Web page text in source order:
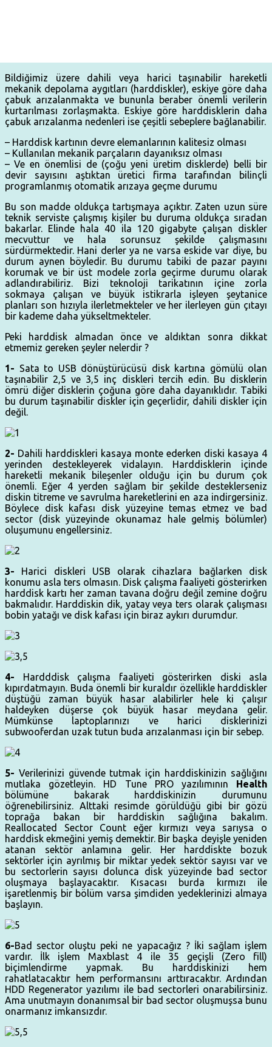
Bildiğimiz üzere dahili veya harici taşınabilir hareketli
mekanik depolama aygıtları (harddiskler), eskiye göre daha
çabuk arızalanmakta ve bununla beraber önemli verilerin
kurtarılması zorlaşmakta. Eskiye göre harddisklerin daha
çabuk arızalanma nedenleri ise çeşitli sebeplere bağlanabilir.
– Harddisk kartının devre elemanlarının kalitesiz olması
– Kullanılan mekanik parçaların dayanıksız olması
– Ve en önemlisi de (çoğu yeni üretim disklerde) belli bir
devir sayısını aştıktan üretici firma tarafından bilinçli
programlanmış otomatik arızaya geçme durumu
Bu son madde oldukça tartışmaya açıktır. Zaten uzun süre
teknik serviste çalışmış kişiler bu duruma oldukça sıradan
bakarlar. Elinde hala 40 ila 120 gigabyte çalışan diskler
mecvuttur ve hala sorunsuz şekilde çalışmasını
sürdürmektedir. Hani derler ya ne varsa eskide var diye, bu
durum aynen böyledir. Bu durumu tabiki de pazar payını
korumak ve bir üst modele zorla geçirme durumu olarak
adlandırabiliriz. Bizi teknoloji tarikatının içine zorla
sokmaya çalışan ve büyük istikrarla işleyen şeytanice
planları son hızıyla ilerletmekteler ve her ilerleyen gün çıtayı
bir kademe daha yükseltmekteler.
Peki harddisk almadan önce ve aldıktan sonra dikkat
etmemiz gereken şeyler nelerdir ?
1- Sata to USB dönüştürücüsü disk kartına gömülü olan
taşınabilir 2,5 ve 3,5 inç diskleri tercih edin. Bu disklerin
ömrü diğer disklerin çoğuna göre daha dayanıklıdır. Tabiki
bu durum taşınabilir diskler için geçerlidir, dahili diskler için
değil.
2- Dahili harddiskleri kasaya monte ederken diski kasaya 4
yerinden destekleyerek vidalayın. Harddisklerin içinde
hareketli mekanik bileşenler olduğu için bu durum çok
önemli. Eğer 4 yerden sağlam bir şekilde desteklerseniz
diskin titreme ve savrulma hareketlerini en aza indirgersiniz.
Böylece disk kafası disk yüzeyine temas etmez ve bad
sector (disk yüzeyinde okunamaz hale gelmiş bölümler)
oluşumunu engellersiniz.
3- Harici diskleri USB olarak cihazlara bağlarken disk
konumu asla ters olmasın. Disk çalışma faaliyeti gösterirken
harddisk kartı her zaman tavana doğru değil zemine doğru
bakmalıdır. Harddiskin dik, yatay veya ters olarak çalışması
bobin yatağı ve disk kafası için biraz aykırı durumdur.
4- Hardddisk çalışma faaliyeti gösterirken diski asla
kıpırdatmayın. Buda önemli bir kuraldır özellikle harddiskler
düştüğü zaman büyük hasar alabilirler hele ki çalışır
haldeyken düşerse çok büyük hasar meydana gelir.
Mümkünse laptoplarınızı ve harici disklerinizi
subwooferdan uzak tutun buda arızalanması için bir sebep.
5- Verilerinizi güvende tutmak için harddiskinizin sağlığını
mutlaka gözetleyin. HD Tune PRO yazılımının
Health
bölümüne bakarak harddiskinizin durumunu
öğrenebilirsiniz. Alttaki resimde görüldüğü gibi bir gözü
toprağa bakan bir harddiskin sağlığına bakalım.
Reallocated Sector Count eğer kırmızı veya sarıysa o
harddisk ekmeğini yemiş demektir. Bir başka deyişle yeniden
atanan sektör anlamına gelir. Her harddiskte bozuk
sektörler için ayrılmış bir miktar yedek sektör sayısı var ve
bu sectorlerin sayısı dolunca disk yüzeyinde bad sector
oluşmaya başlayacaktır. Kısacası burda kırmızı ile
işaretlenmiş bir bölüm varsa şimdiden yedeklerinizi almaya
başlayın.
6-Bad sector oluştu peki ne yapacağız ? İki sağlam işlem
vardır. İlk işlem Maxblast 4 ile 35 geçişli (Zero fill)
biçimlendirme yapmak. Bu harddiskinizi hem
rahatlatacaktır hem performansını arttıracaktır. Ardından
HDD Regenerator yazılımı ile bad sectorleri onarabilirsiniz.
Ama unutmayın donanımsal bir bad sector oluşmuşsa bunu
onarmanız imkansızdır.